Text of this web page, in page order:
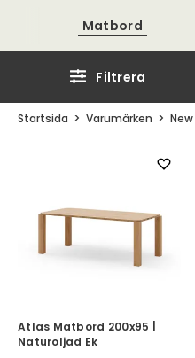
Matbord
Filtrera
Startsida Varumärken
Atlas Matbord 200x95 |
Naturoljad Ek